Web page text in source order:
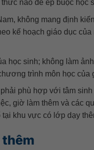
nào để ép buộc học
không mang định
kế hoạch giáo dục
học sinh; không làm
trình môn học của
phù hợp với tâm
giờ làm thêm và các
khu vực có lớp dạy